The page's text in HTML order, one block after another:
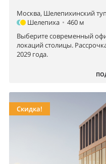
Москва, Шелепихинский
Шелепиха • 460 м
Выберите современный
локаций столицы.
2029 года.
Скидка!